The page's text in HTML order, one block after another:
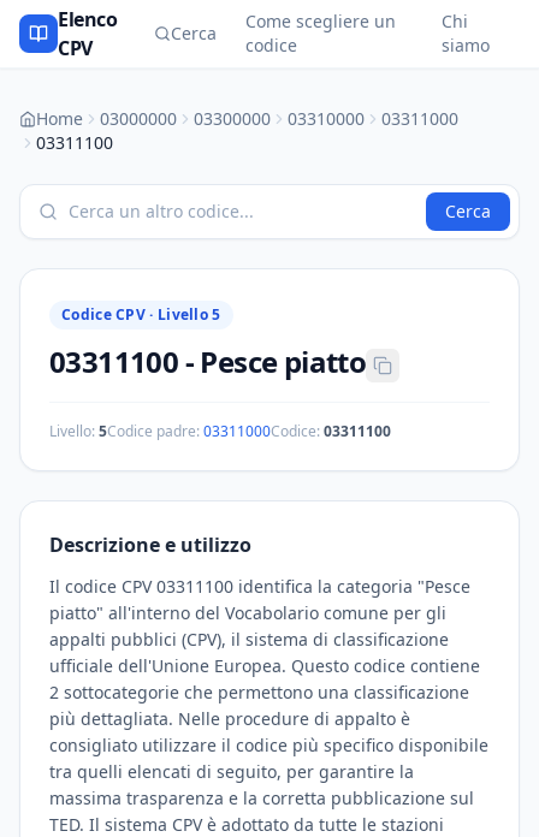
Elenco
CPV
Cerca
Come scegliere un
codice
Chi
siamo
Home 03000000 03300000 03310000
03311000
03311100
Cerca
Codice CPV · Livello 5
03311100- Pesce piatto
Livello:5Codice padre:03311000Codice:03311100
Descrizione e utilizzo
Il codice CPV 03311100 identifica la categoria "Pesce
piatto" all'interno del Vocabolario comune per gli
appalti pubblici (CPV), il sistema di classificazione
ufficiale dell'Unione Europea. Questo codice contiene
2 sottocategorie che permettono una classificazione
più dettagliata. Nelle procedure di appalto è
consigliato utilizzare il codice più specifico disponibile
tra quelli elencati di seguito, per garantire la
massima trasparenza e la corretta pubblicazione sul
TED. Il sistema CPV è adottato da tutte le stazioni